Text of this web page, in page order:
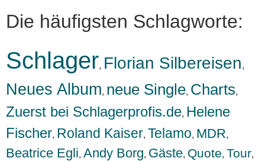
Die häufigsten Schlagworte:
Schlager, Florian Silbereisen,
Neues Album, neue Single, Charts,
Zuerst bei Schlagerprofis.de, Helene
Fischer, Roland Kaiser, Telamo, MDR,
Beatrice Egli, Andy Borg, Gäste, Quote, Tour,